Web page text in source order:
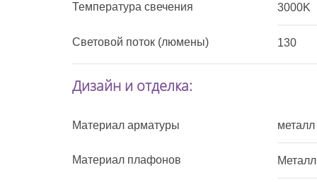
Температура свечения 3000K
Световой поток (люмены) 130
Дизайн и отделка:
Материал арматуры металл
Материал плафонов Металл